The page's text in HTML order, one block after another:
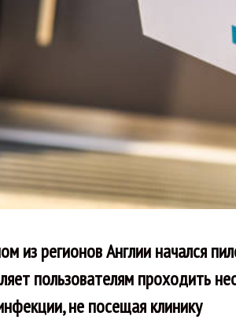
из регионов Англии начался
пользователям проходить
не посещая клинику